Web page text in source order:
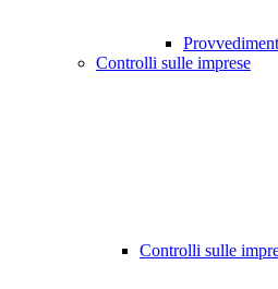
Controlli sulle imprese
Controlli sulle